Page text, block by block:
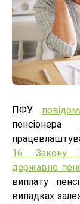
ПФУ
16 Закону
державне
виплату
випадках